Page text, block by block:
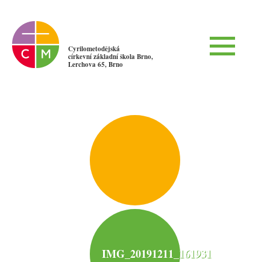
Cyrilometodějská
církevní základní škola Brno,
Lerchova 65, Brno
IMG_20191211_161931